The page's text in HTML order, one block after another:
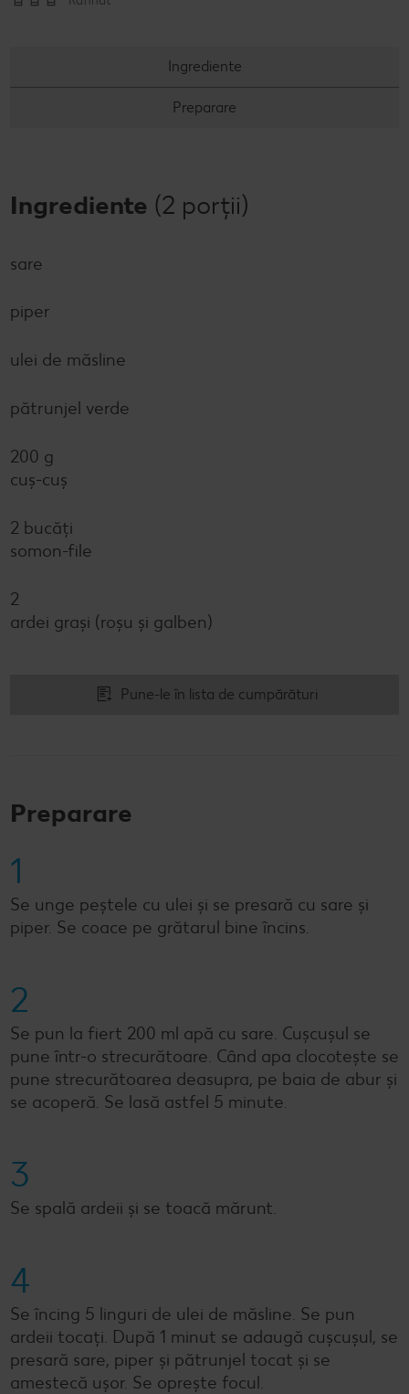
Revista Kaufland - Acum și pe WhatsApp!
Ingrediente
Preparare
Ingrediente (2 porții)
sare
piper
ulei de măsline
pătrunjel verde
200 g
cuș-cuș
2 bucăți
somon-file
2
ardei grași (roșu și galben)
Pune-le în lista de cumpărături
Preparare
1
Se unge peștele cu ulei și se presară cu sare și
piper. Se coace pe grătarul bine încins.
2
Se pun la fiert 200 ml apă cu sare. Cușcușul se
pune într-o strecurătoare. Când apa clocotește se
pune strecurătoarea deasupra, pe baia de abur și
se acoperă. Se lasă astfel 5 minute.
3
Se spală ardeii și se toacă mărunt.
4
Se încing 5 linguri de ulei de măsline. Se pun
ardeii tocați. După 1 minut se adaugă cușcușul, se
presară sare, piper și pătrunjel tocat și se
amestecă ușor. Se oprește focul.